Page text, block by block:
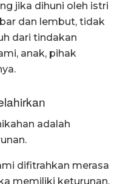
jika dihuni oleh istri
dan lembut, tidak
dari tindakan
anak, pihak
adalah
difitrahkan merasa
memiliki keturunan.